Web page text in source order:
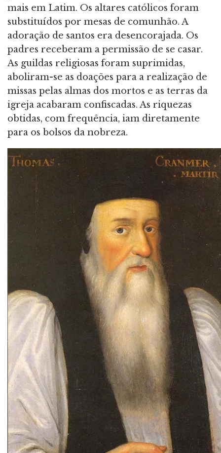
mais em Latim. Os altares católicos foram
substituídos por mesas de comunhão. A
adoração de santos era desencorajada. Os
padres receberam a permissão de se casar.
As guildas religiosas foram suprimidas,
aboliram-se as doações para a realização de
missas pelas almas dos mortos e as terras da
igreja acabaram confiscadas. As riquezas
obtidas, com frequência, iam diretamente
para os bolsos da nobreza.